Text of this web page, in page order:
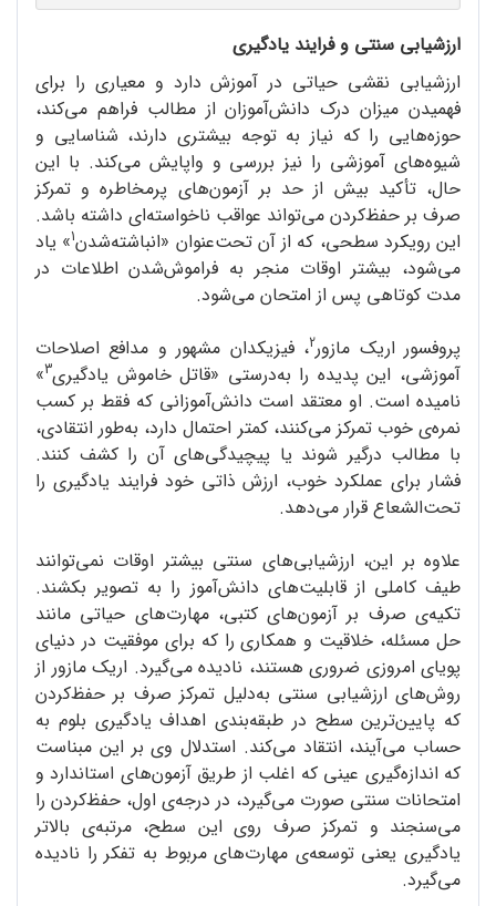
ارزشیابی سنتی و فرایند یادگیری
ارزشیابی نقشی حیاتی در آموزش دارد و معیاری را برای
فهمیدن میزان درک دانش‌آموزان از مطالب فراهم می‌کند،
حوزه‌هایی را که نیاز به توجه بیشتری دارند، شناسایی و
شیوه‌های آموزشی را نیز بررسی و واپایش می‌کند. با این
حال، تأکید بیش از حد بر آزمون‌های پرمخاطره و تمرکز
صرف بر حفظ‌کردن می‌تواند عواقب ناخواسته‌ای داشته باشد.
این رویکرد سطحی، که از آن تحت‌عنوان «انباشته‌شدن1» یاد
می‌شود، بیشتر اوقات منجر به فراموش‌شدن اطلاعات در
مدت کوتاهی پس از امتحان می‌شود.
پروفسور اریک مازور2، فیزیکدان مشهور و مدافع اصلاحات
آموزشی، این پدیده را به‌درستی «قاتل خاموش یادگیری3
»
نامیده است. او معتقد است دانش‌آموزانی که فقط بر کسب
نمره‌ی خوب تمرکز می‌کنند، کمتر احتمال دارد، به‌طور انتقادی،
با مطالب درگیر شوند یا پیچیدگی‌های آن را کشف کنند.
فشار برای عملکرد خوب، ارزش ذاتی خود فرایند یادگیری را
تحت‌الشعاع قرار می‌دهد.
علاوه بر این، ارزشیابی‌های سنتی بیشتر اوقات نمی‌توانند
طیف کاملی از قابلیت‌های دانش‌آموز را به تصویر بکشند.
تکیه‌ی صرف بر آزمون‌های کتبی، مهارت‌های حیاتی مانند
حل مسئله، خلاقیت و همکاری را که برای موفقیت در دنیای
پویای امروزی ضروری هستند، نادیده می‌گیرد. اریک مازور از
روش‌های ارزشیابی سنتی به‌دلیل تمرکز صرف بر حفظ‌کردن
که پایین‌ترین سطح در طبقه‌بندی اهداف یادگیری بلوم به
حساب می‌آیند، انتقاد می‌کند. استدلال وی بر این مبناست
که اندازه‌گیری عینی که اغلب از طریق آزمون‌های استاندارد و
امتحانات سنتی صورت می‌گیرد، در درجه‌ی اول، حفظ‌کردن را
می‌سنجند و تمرکز صرف روی این سطح، مرتبه‌ی بالاتر
یادگیری یعنی توسعه‌ی مهارت‌های مربوط به تفکر را نادیده
می‌گیرد.